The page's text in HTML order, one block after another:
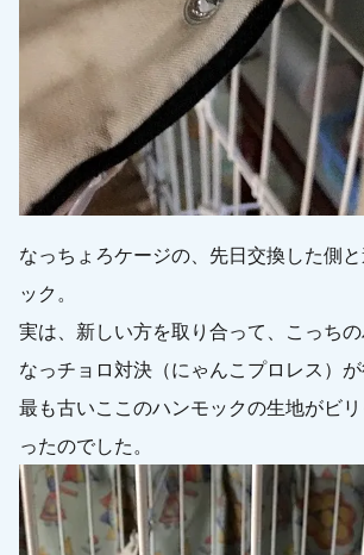
なっちょろケージの、先日交換した側
ック。
実は、新しい方を取り合って、こっち
なっチョロ対決（にゃんこプロレス）が
最も古いここのハンモックの生地がビ
ったのでした。